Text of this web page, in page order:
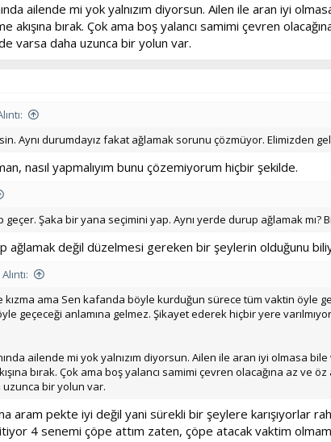
ailende mi yok yalnızım diyorsun. Ailen ile aran iyi
akışına bırak. Çok ama boş yalancı samimi çevren
varsa daha uzunca bir yolun var.
Aynı durumdayız fakat ağlamak sorunu çözmüyor. Elimizden
nasıl yapmalıyım bunu çözemiyorum hiçbir şekilde.
Şaka bir yana seçimini yap. Aynı yerde durup ağlamak mı?
ağlamak değil düzelmesi gereken bir şeylerin olduğunu
kızma ama Sen kafanda böyle kurduğun sürece tüm vaktin öyle
geçeceği anlamına gelmez. Şikayet ederek hiçbir yere
ailende mi yok yalnızım diyorsun. Ailen ile aran iyi olmasa
bırak. Çok ama boş yalancı samimi çevren olacağına az ve
bir yolun var.
aram pekte iyi değil yani sürekli bir şeylere karışıyorlar
4 senemi çöpe attım zaten, çöpe atacak vaktim